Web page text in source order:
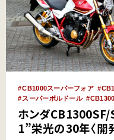
CB1000スーパーフォア
スーパーボルドール
ホンダCB1300SF/
1”栄光の30年〈開